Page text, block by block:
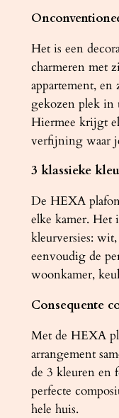
r
a
a
n
t
a
l
Het is een
charmeren met
appartement,
gekozen plek in
Hiermee krijgt
verfijning waar
3 klassieke
De HEXA
elke kamer. Het
kleurversies:
eenvoudig de
woonkamer,
Consequente
Met de HEXA
arrangement
de 3 kleuren en
perfecte
hele huis.